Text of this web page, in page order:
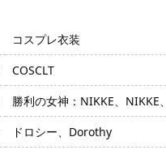
コスプレ衣装
COSCLT
勝利の女神：NIKKE、NIKKE
ドロシー、Dorothy